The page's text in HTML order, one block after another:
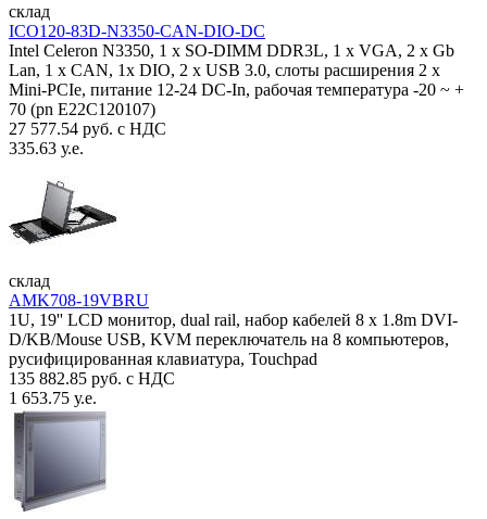
склад
ICO120-83D-N3350-CAN-DIO-DC
Intel Celeron N3350, 1 х SO-DIMM DDR3L, 1 х VGA, 2 x Gb
Lan, 1 х CAN, 1x DIO, 2 х USB 3.0, слоты расширения 2 x
Mini-PCIe, питание 12-24 DC-In, рабочая температура -20 ~ +
70 (pn E22C120107)
27 577.54 руб. с НДС
335.63 у.е.
склад
AMK708-19VBRU
1U, 19'' LCD монитор, dual rail, набор кабелей 8 x 1.8m DVI-
D/KB/Mouse USB, KVM переключатель на 8 компьютеров,
русифицированная клавиатура, Touchpad
135 882.85 руб. с НДС
1 653.75 у.е.